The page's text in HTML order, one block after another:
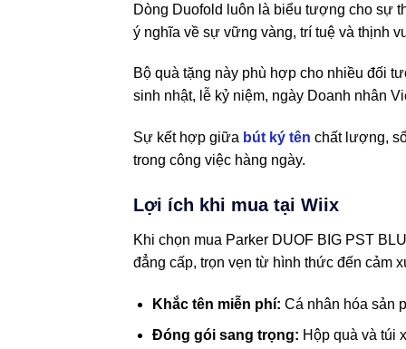
Dòng Duofold luôn là biểu tượng cho sự
ý nghĩa về sự vững vàng, trí tuệ và thịnh
Bộ quà tặng này phù hợp cho nhiều đối
sinh nhật, lễ kỷ niệm, ngày Doanh nhân
Sự kết hợp giữa bút ký tên chất lượng,
trong công việc hàng ngày.
Lợi ích khi mua tại Wiix
Khi chọn mua Parker DUOF BIG PST
đẳng cấp, trọn vẹn từ hình thức đến cảm
Khắc tên miễn phí: Cá nhân hóa sản
Đóng gói sang trọng: Hộp quà và túi